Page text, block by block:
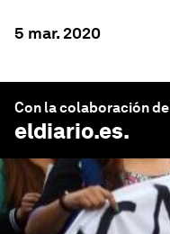
5 mar. 2020
Con la colaboración de
eldiario.es.